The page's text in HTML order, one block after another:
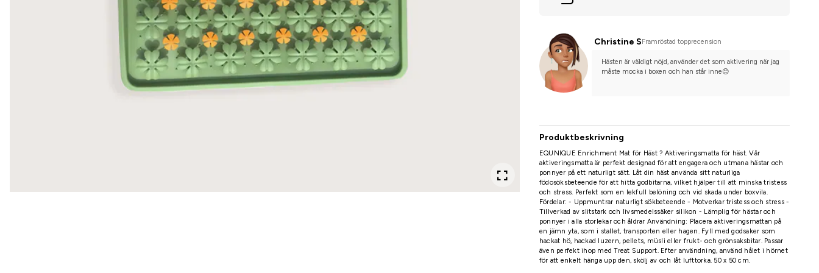
Christine SFramröstad topprecension
Hästen är väldigt nöjd, använder det som aktivering när jag
måste mocka i boxen och han står inne😊
Produktbeskrivning
EQUNIQUE Enrichment Mat för Häst ? Aktiveringsmatta för häst. Vår
aktiveringsmatta är perfekt designad för att engagera och utmana hästar och
ponnyer på ett naturligt sätt. Låt din häst använda sitt naturliga
födosöksbeteende för att hitta godbitarna, vilket hjälper till att minska tristess
och stress. Perfekt som en lekfull belöning och vid skada under boxvila.
Fördelar: - Uppmuntrar naturligt sökbeteende - Motverkar tristess och stress -
Tillverkad av slitstark och livsmedelssäker silikon - Lämplig för hästar och
ponnyer i alla storlekar och åldrar Användning: Placera aktiveringsmattan på
en jämn yta, som i stallet, transporten eller hagen. Fyll med godsaker som
hackat hö, hackad luzern, pellets, müsli eller frukt- och grönsaksbitar. Passar
även perfekt ihop med Treat Support. Efter användning, använd hålet i hörnet
för att enkelt hänga upp den, skölj av och låt lufttorka. 50 x 50 cm.